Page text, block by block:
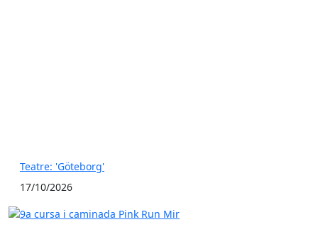
Teatre: 'Göteborg'
17/10/2026